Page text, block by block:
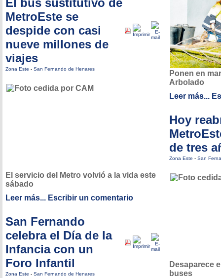
El bus sustitutivo de
MetroEste se
despide con casi
nueve millones de
viajes
Zona Este - San Fernando de Henares
El servicio del Metro volvió a la vida este
sábado
Leer más... Escribir un comentario
San Fernando
celebra el Día de la
Infancia con un
Foro Infantil
Zona Este - San Fernando de Henares
Ponen en
Arbolado
Leer más...
Hoy
de tres
Zona Este - San
Desaparece
buses